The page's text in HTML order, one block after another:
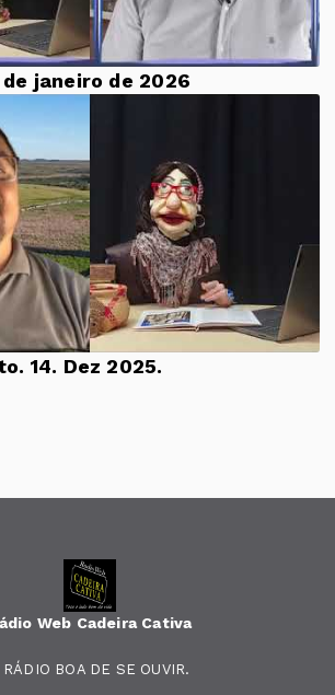
janeiro de 2026
Episódio inédito. 14. Dez 2025.
Web Cadeira Cativa
RÁDIO BOA DE SE OUVIR.